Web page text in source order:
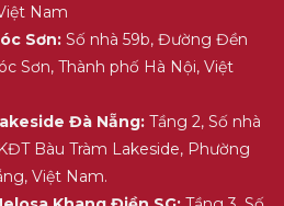
Nam
Sơn:Số nhà 59b, Đường Đền
Sơn, Thành phố Hà Nội, Việt
Đà Nẵng:Tầng 2, Số nhà
Bàu Tràm Lakeside, Phường
Việt Nam.